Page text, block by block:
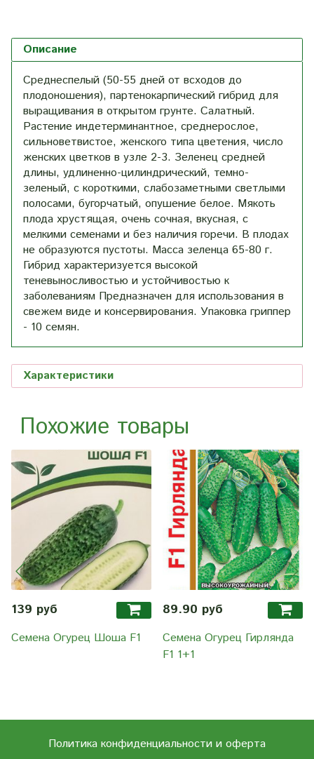
Описание
Среднеспелый (50-55 дней от всходов до
плодоношения), партенокарпический гибрид для
выращивания в открытом грунте. Салатный.
Растение индетерминантное, среднерослое,
сильноветвистое, женского типа цветения, число
женских цветков в узле 2-3. Зеленец средней
длины, удлиненно-цилиндрический, темно-
зеленый, с короткими, слабозаметными светлыми
полосами, бугорчатый, опушение белое. Мякоть
плода хрустящая, очень сочная, вкусная, с
мелкими семенами и без наличия горечи. В плодах
не образуются пустоты. Масса зеленца 65-80 г.
Гибрид характеризуется высокой
теневыносливостью и устойчивостью к
заболеваниям Предназначен для использования в
свежем виде и консервирования. Упаковка гриппер
- 10 семян.
Характеристики
Похожие товары
139 руб
Семена Огурец Шоша F1
89.90 руб
Семена Огурец Гирлянда
F1 1+1
Политика конфиденциальности и оферта